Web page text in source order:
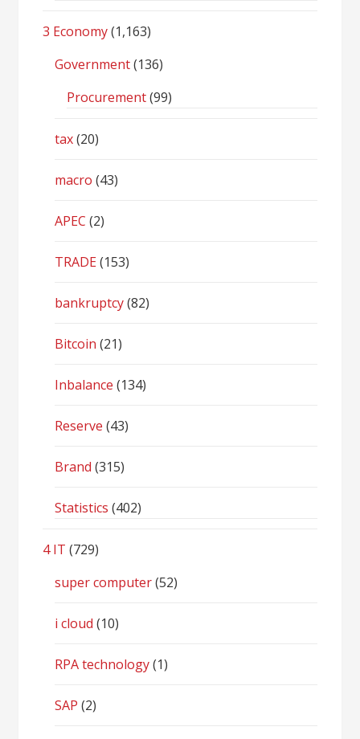
3 Economy(1,163)
Government(136)
Procurement(99)
tax(20)
macro (43)
APEC (2)
TRADE(153)
bankruptcy(82)
Bitcoin (21)
Inbalance (134)
Reserve (43)
Brand (315)
Statistics (402)
4 IT (729)
super computer(52)
i cloud (10)
RPA technology(1)
SAP (2)